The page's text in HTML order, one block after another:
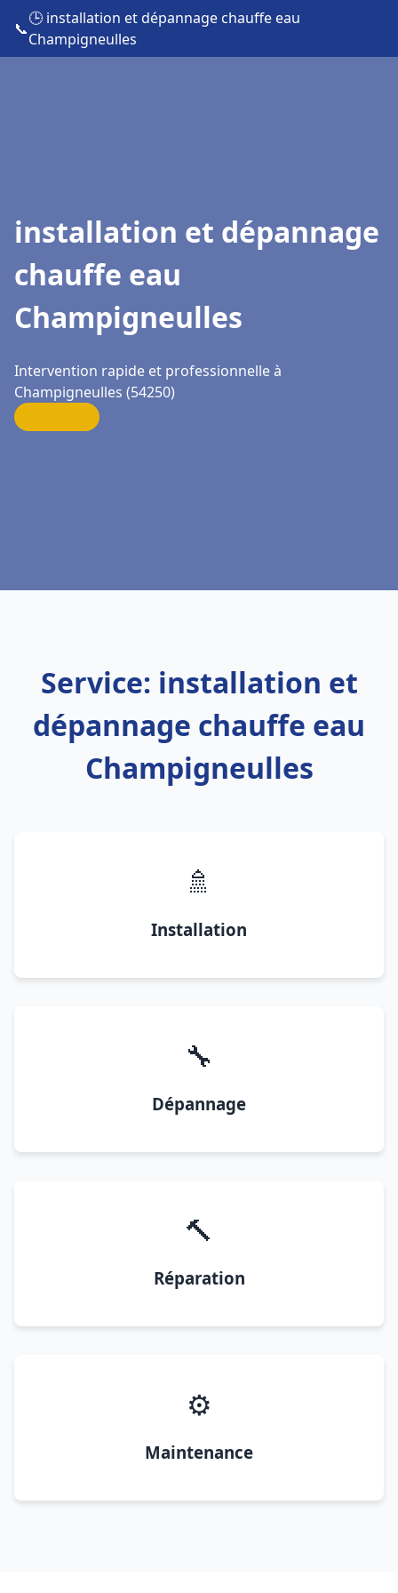
📞
🕒 installation et dépannage chauffe eau
Champigneulles
installation et dépannage
chauffe eau
Champigneulles
Intervention rapide et professionnelle à
Champigneulles (54250)
Service: installation et
dépannage chauffe eau
Champigneulles
🚿
Installation
🔧
Dépannage
🔨
Réparation
⚙️
Maintenance